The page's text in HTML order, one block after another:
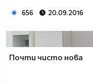
656 20.09.2016
Почти чисто нова